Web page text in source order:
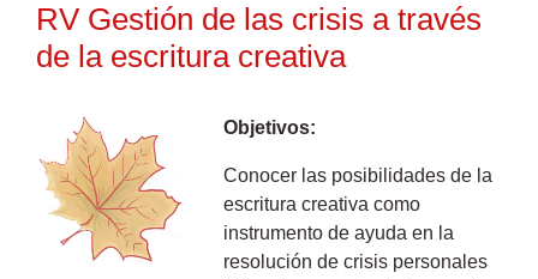
RV Gestión de las crisis a través
de la escritura creativa
Objetivos:
Conocer las posibilidades de la
escritura creativa como
instrumento de ayuda en la
resolución de crisis personales